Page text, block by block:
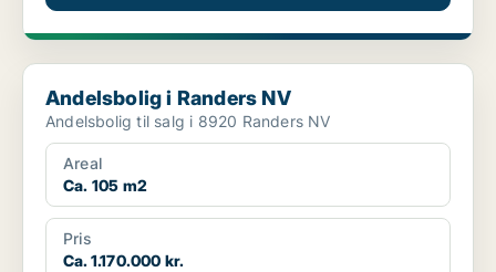
Andelsbolig i Randers NV
Andelsbolig i Randers NV
Andelsbolig til salg i 8920 Randers NV
Areal
Ca. 105 m2
Pris
Ca. 1.170.000 kr.